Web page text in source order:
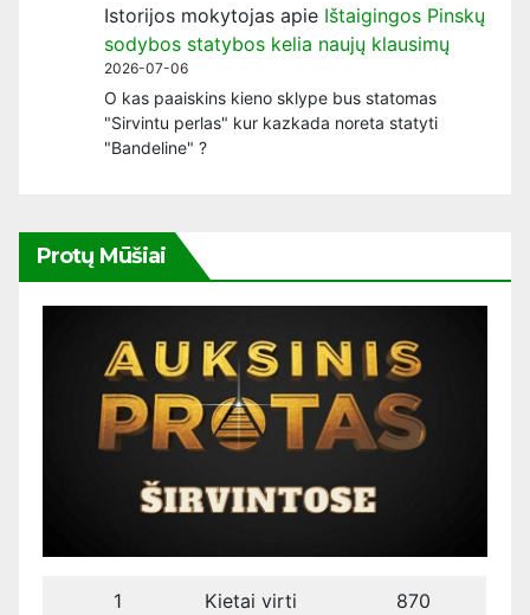
Istorijos mokytojas apie Ištaigingos Pinskų
sodybos statybos kelia naujų klausimų
2026-07-06
O kas paaiskins kieno sklype bus statomas
"Sirvintu perlas" kur kazkada noreta statyti
"Bandeline" ?
Protų Mūšiai
1 Kietai virti 870